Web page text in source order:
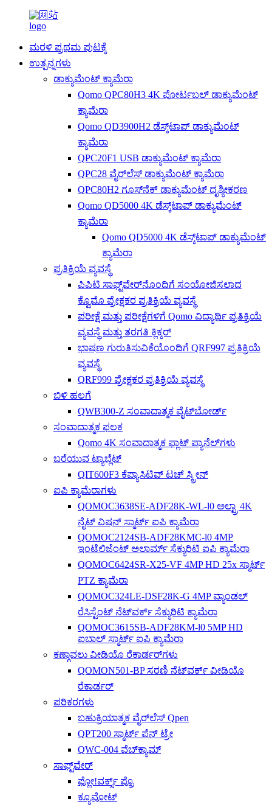
ಮರಳಿ ಪ್ರಥಮ ಪುಟಕ್ಕೆ
ಉತ್ಪನ್ನಗಳು
ಡಾಕ್ಯುಮೆಂಟ್ ಕ್ಯಾಮೆರಾ
Qomo QPC80H3 4K ಪೋರ್ಟಬಲ್ ಡಾಕ್ಯುಮೆಂಟ್
ಕ್ಯಾಮೆರಾ
Qomo QD3900H2 ಡೆಸ್ಕ್‌ಟಾಪ್ ಡಾಕ್ಯುಮೆಂಟ್
ಕ್ಯಾಮೆರಾ
QPC20F1 USB ಡಾಕ್ಯುಮೆಂಟ್ ಕ್ಯಾಮೆರಾ
QPC28 ವೈರ್‌ಲೆಸ್ ಡಾಕ್ಯುಮೆಂಟ್ ಕ್ಯಾಮೆರಾ
QPC80H2 ಗೂಸ್‌ನೆಕ್ ಡಾಕ್ಯುಮೆಂಟ್ ದೃಶ್ಯೀಕರಣ
Qomo QD5000 4K ಡೆಸ್ಕ್‌ಟಾಪ್ ಡಾಕ್ಯುಮೆಂಟ್
ಕ್ಯಾಮೆರಾ
Qomo QD5000 4K ಡೆಸ್ಕ್‌ಟಾಪ್ ಡಾಕ್ಯುಮೆಂಟ್
ಕ್ಯಾಮೆರಾ
ಪ್ರತಿಕ್ರಿಯೆ ವ್ಯವಸ್ಥೆ
ಪಿಪಿಟಿ ಸಾಫ್ಟ್‌ವೇರ್‌ನೊಂದಿಗೆ ಸಂಯೋಜಿಸಲಾದ
ಕ್ವೊಮೊ ಪ್ರೇಕ್ಷಕರ ಪ್ರತಿಕ್ರಿಯೆ ವ್ಯವಸ್ಥೆ
ಪರೀಕ್ಷೆ ಮತ್ತು ಪರೀಕ್ಷೆಗಳಿಗೆ Qomo ವಿದ್ಯಾರ್ಥಿ ಪ್ರತಿಕ್ರಿಯೆ
ವ್ಯವಸ್ಥೆ ಮತ್ತು ತರಗತಿ ಕ್ಲಿಕ್ಕರ್
ಭಾಷಣ ಗುರುತಿಸುವಿಕೆಯೊಂದಿಗೆ QRF997 ಪ್ರತಿಕ್ರಿಯೆ
ವ್ಯವಸ್ಥೆ
QRF999 ಪ್ರೇಕ್ಷಕರ ಪ್ರತಿಕ್ರಿಯೆ ವ್ಯವಸ್ಥೆ
ಬಿಳಿ ಹಲಗೆ
QWB300-Z ಸಂವಾದಾತ್ಮಕ ವೈಟ್‌ಬೋರ್ಡ್
ಸಂವಾದಾತ್ಮಕ ಫಲಕ
Qomo 4K ಸಂವಾದಾತ್ಮಕ ಫ್ಲಾಟ್ ಪ್ಯಾನೆಲ್‌ಗಳು
ಬರೆಯುವ ಟ್ಯಾಬ್ಲೆಟ್
QIT600F3 ಕೆಪ್ಯಾಸಿಟಿವ್ ಟಚ್ ಸ್ಕ್ರೀನ್
ಐಪಿ ಕ್ಯಾಮೆರಾಗಳು
QOMOC3638SE-ADF28K-WL-l0 ​​ಅಲ್ಟ್ರಾ 4K
ನೈಟ್ ವಿಷನ್ ಸ್ಮಾರ್ಟ್ ಐಪಿ ಕ್ಯಾಮೆರಾ
QOMOC2124SB-ADF28KMC-l0 4MP
ಇಂಟೆಲಿಜೆಂಟ್ ಅಲಾರ್ಮ್ ಸೆಕ್ಯುರಿಟಿ ಐಪಿ ಕ್ಯಾಮೆರಾ
QOMOC6424SR-X25-VF 4MP HD 25x ಸ್ಮಾರ್ಟ್
PTZ ಕ್ಯಾಮೆರಾ
QOMOC324LE-DSF28K-G 4MP ವ್ಯಾಂಡಲ್
ರೆಸಿಸ್ಟೆಂಟ್ ನೆಟ್‌ವರ್ಕ್ ಸೆಕ್ಯುರಿಟಿ ಕ್ಯಾಮೆರಾ
QOMOC3615SB-ADF28KM-l0 5MP HD
ಐಬಾಲ್ ಸ್ಮಾರ್ಟ್ ಐಪಿ ಕ್ಯಾಮೆರಾ
ಕಣ್ಗಾವಲು ವೀಡಿಯೊ ರೆಕಾರ್ಡರ್‌ಗಳು
QOMON501-BP ಸರಣಿ ನೆಟ್‌ವರ್ಕ್ ವೀಡಿಯೊ
ರೆಕಾರ್ಡರ್
ಪರಿಕರಗಳು
ಬಹುಕ್ರಿಯಾತ್ಮಕ ವೈರ್‌ಲೆಸ್ Qpen
QPT200 ಸ್ಮಾರ್ಟ್ ಪೆನ್ ಟ್ರೇ
QWC-004 ವೆಬ್‌ಕ್ಯಾಮ್
ಸಾಫ್ಟ್‌ವೇರ್
ಫ್ಲೋ!ವರ್ಕ್ಸ್ ಪ್ರೊ
ಕ್ಯೂವೋಟ್